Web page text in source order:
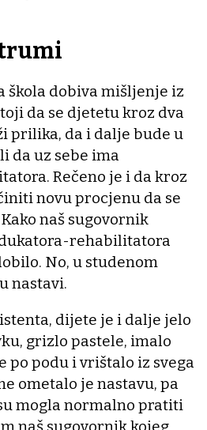
škola dobiva mišljenje iz
da se djetetu kroz dva
prilika, da i dalje bude u
da uz sebe ima
Rečeno je i da kroz
novu procjenu da se
naš sugovornik
rehabilitatora
No, u studenom
nastavi.
dijete je i dalje jelo
grizlo pastele, imalo
po podu i vrištalo iz svega
ometalo je nastavu, pa
mogla normalno pratiti